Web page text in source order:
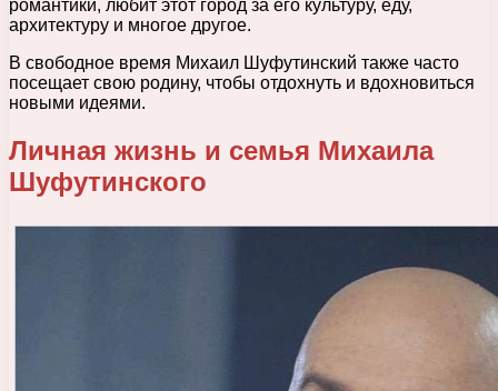
романтики, любит этот город за его культуру, еду,
архитектуру и многое другое.
В свободное время Михаил Шуфутинский также часто
посещает свою родину, чтобы отдохнуть и вдохновиться
новыми идеями.
Личная жизнь и семья Михаила
Шуфутинского